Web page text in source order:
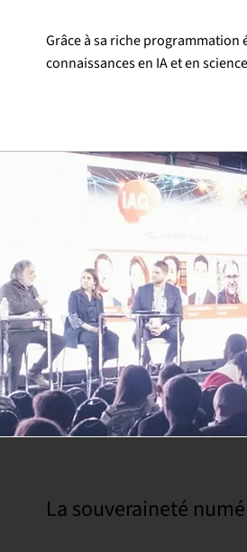
Grâce à sa riche programmation
connaissances en IA et en
La souveraineté